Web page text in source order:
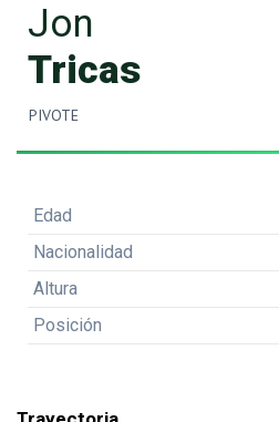
Jon
Tricas
PIVOTE
Edad
Nacionalidad
Altura
Posición